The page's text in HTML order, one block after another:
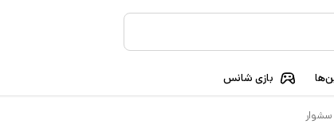
بازی شانس
سشوار